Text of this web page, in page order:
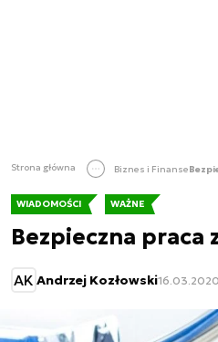
Strona główna Biznes i Finanse
WIADOMOŚCI WAŻNE
Bezpieczna praca
AK Andrzej Kozłowski16.03.2020